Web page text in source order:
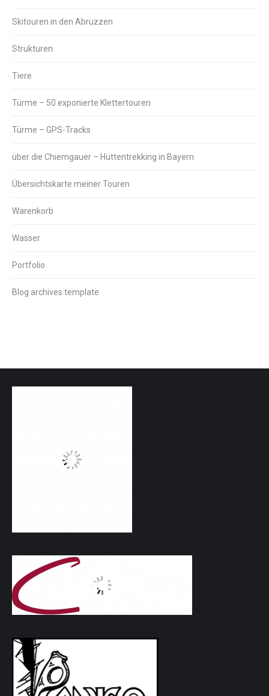
Skitouren in den Abruzzen
Strukturen
Tiere
Türme – 50 exponierte Klettertouren
Türme – GPS-Tracks
über die Chiemgauer – Hüttentrekking in Bayern
Übersichtskarte meiner Touren
Warenkorb
Wasser
Portfolio
Blog archives template